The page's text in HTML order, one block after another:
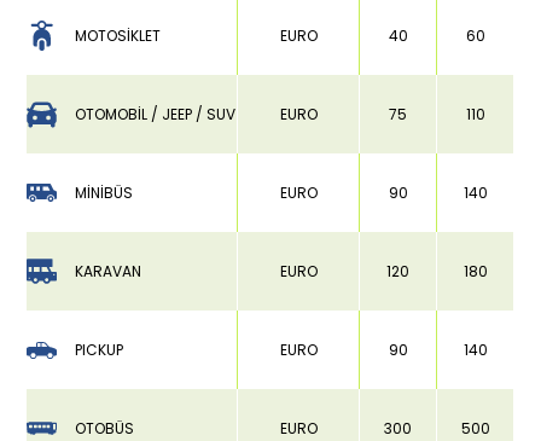
MOTOSİKLET EURO 40 60
OTOMOBİL / JEEP / SUV EURO 75 110
MİNİBÜS EURO 90 140
KARAVAN EURO 120 180
PICKUP EURO 90 140
OTOBÜS EURO 300 500